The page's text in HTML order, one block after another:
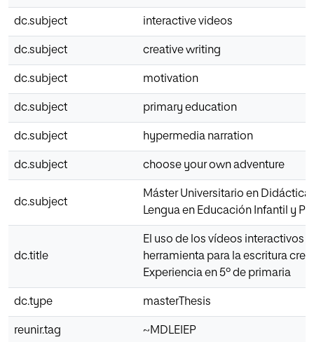
dc.subject interactive videos
dc.subject creative writing
dc.subject motivation
dc.subject primary education
dc.subject hypermedia narration
dc.subject choose your own adventure
dc.subject
Máster Universitario en Didáctica
Lengua en Educación Infantil y
dc.title
El uso de los vídeos interactivos
herramienta para la escritura
Experiencia en 5º de primaria
dc.type masterThesis
reunir.tag ~MDLEIEP